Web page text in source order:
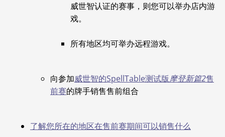
威世智认证的赛事，则您可以举办店内游
戏。
所有地区均可举办远程游戏。
向参加威世智的SpellTable测试版摩登新篇2售
前赛的牌手销售售前组合
了解您所在的地区在售前赛期间可以销售什么